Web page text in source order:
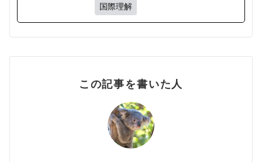
国際理解
この記事を書いた人